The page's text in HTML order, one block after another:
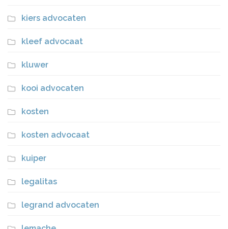
kiers advocaten
kleef advocaat
kluwer
kooi advocaten
kosten
kosten advocaat
kuiper
legalitas
legrand advocaten